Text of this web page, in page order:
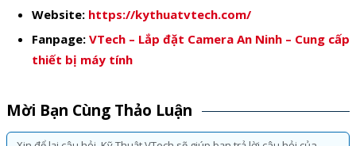
Website: https://kythuatvtech.com/
Fanpage: VTech – Lắp đặt Camera An Ninh – Cung cấp
thiết bị máy tính
Mời Bạn Cùng Thảo Luận